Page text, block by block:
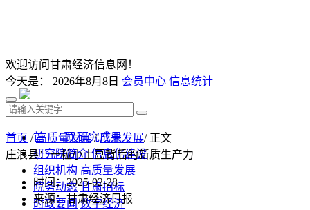
欢迎访问甘肃经济信息网！
今天是： 2026年8月8日 会员中心 信息统计
首 页 研究成果
研究院简介 信息化建设
组织机构 高质量发展
院务动态 甘肃招标
时政要闻 数字经济
首页 /高质量发展/产业发展/ 正文
庄浪县：一粒小土豆背后的新质生产力
时间：2025-02-28
来源：甘肃经济日报